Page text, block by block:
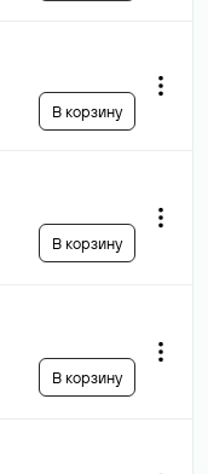
В корзину
В корзину
В корзину